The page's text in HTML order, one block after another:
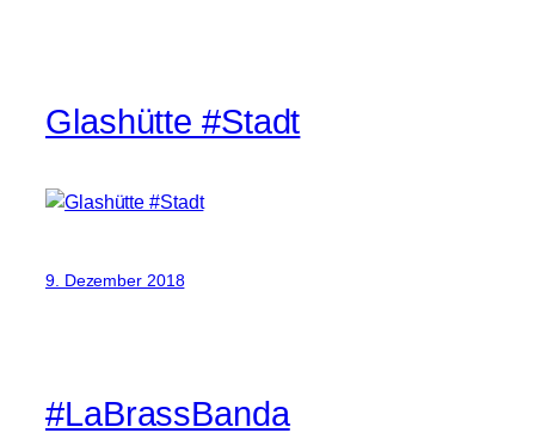
Glashütte #Stadt
9. Dezember 2018
#LaBrassBanda